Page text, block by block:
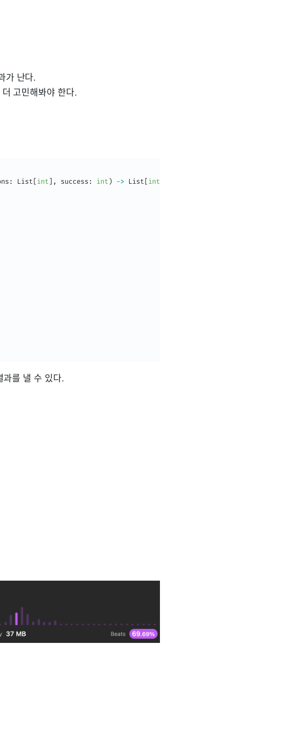
가 난다.
고민해봐야 한다.
: List [int] , success : int ) -> List [int
를 낼 수 있다.